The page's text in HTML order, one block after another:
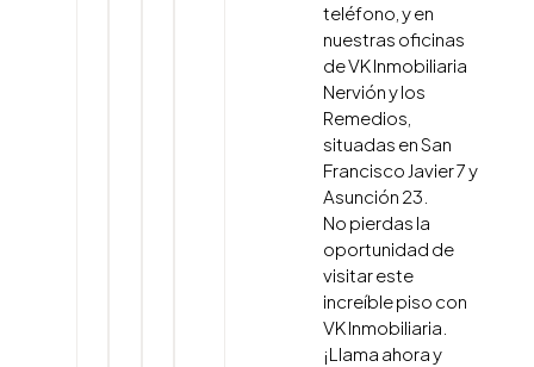
teléfono, y en
nuestras oficinas
de VK Inmobiliaria
Nervión y los
Remedios,
situadas en San
Francisco Javier 7 y
Asunción 23.
No pierdas la
oportunidad de
visitar este
increíble piso con
VK Inmobiliaria.
¡Llama ahora y